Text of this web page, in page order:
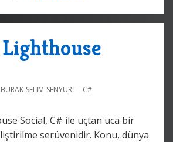
BURAK-SELIM-SENYURT C#
Social, C# ile uçtan uca bir
serüvenidir. Konu, dünya